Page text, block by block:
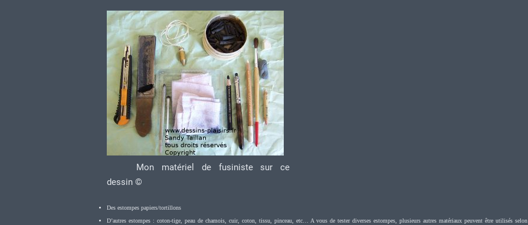
Mon matériel de fusiniste sur ce
dessin ©
Des estompes papiers/tortillons
D’autres estompes : coton-tige, peau de chamois, cuir, coton, tissu, pinceau, etc… A vous de tester diverses estompes, plusieurs autres matériaux peuvent être utilisés selon